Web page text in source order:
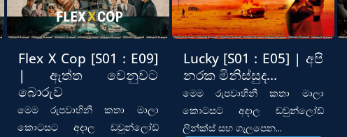
Flex X Cop [S01 : E09]
| ඇත්ත වෙනුවට
බොරුව
මෙම රුපවාහිනී කතා මාලා
කොටසට අදාල ඩවුන්ලෝඩ්
Lucky [S01 : E05] | අපි
නරක මිනිස්සුද…
මෙම රුපවාහිනී කතා මාලා
කොටසට අදාල ඩවුන්ලෝඩ්
ලින්ක්ස් සහ ගැලපෙන...